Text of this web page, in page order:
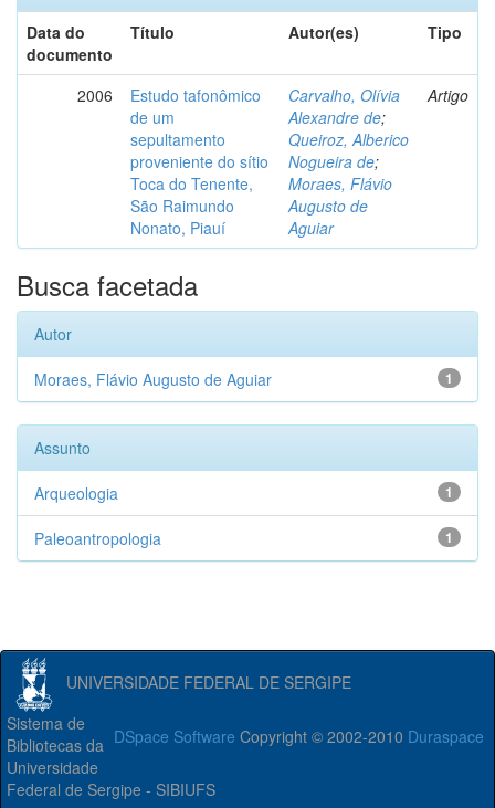
Data do
documento
Título Autor(es) Tipo
2006
Estudo tafonômico
de um
sepultamento
proveniente do sítio
Toca do Tenente,
São Raimundo
Nonato, Piauí
Carvalho, Olívia
Alexandre de;
Queiroz, Alberico
Nogueira de;
Moraes, Flávio
Augusto de
Aguiar
Artigo
Busca facetada
Autor
1
Moraes, Flávio Augusto de Aguiar
Assunto
1
Arqueologia
1
Paleoantropologia
UNIVERSIDADE FEDERAL DE SERGIPE
DSpace Software Copyright © 2002-2010 Duraspace
Sistema de
Bibliotecas da
Universidade
Federal de Sergipe - SIBIUFS